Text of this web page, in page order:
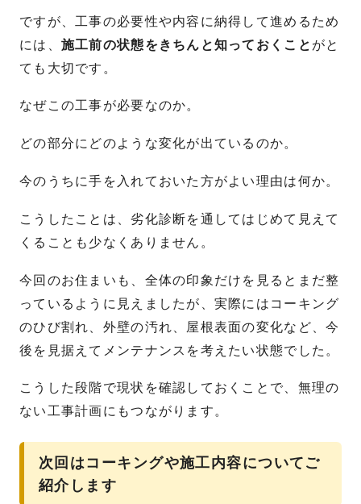
ですが、工事の必要性や内容に納得して進めるため
には、 施工前の状態をきちんと知っておくこと がと
ても大切です。
なぜこの工事が必要なのか。
どの部分にどのような変化が出ているのか。
今のうちに手を入れておいた方がよい理由は何か。
こうしたことは、劣化診断を通してはじめて見えて
くることも少なくありません。
今回のお住まいも、全体の印象だけを見るとまだ整
っているように見えましたが、実際にはコーキング
のひび割れ、外壁の汚れ、屋根表面の変化など、今
後を見据えてメンテナンスを考えたい状態でした。
こうした段階で現状を確認しておくことで、無理の
ない工事計画にもつながります。
次回はコーキングや施工内容についてご
紹介します